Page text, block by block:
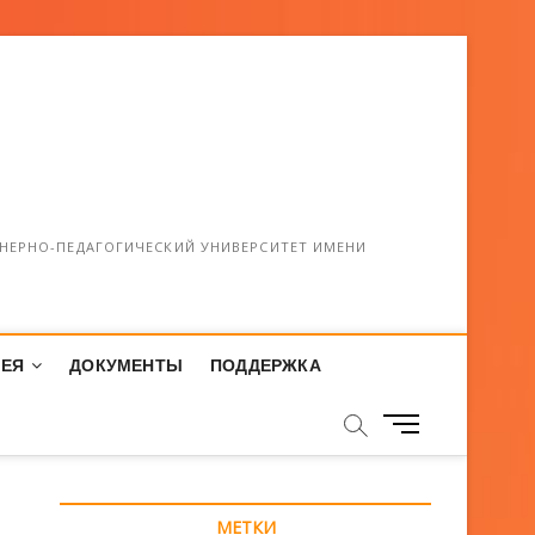
ПЕДАГОГИЧЕСКИЙ УНИВЕРСИТЕТ ИМЕНИ
ДОКУМЕНТЫ ПОДДЕРЖКА
М
ю
МЕТКИ